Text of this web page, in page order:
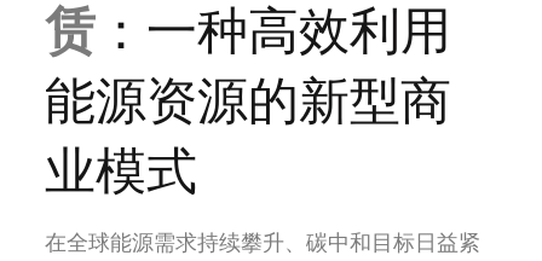
赁 ：一种高效利用
能源资源的新型商
业模式
在全球能源需求持续攀升、碳中和目标日益紧